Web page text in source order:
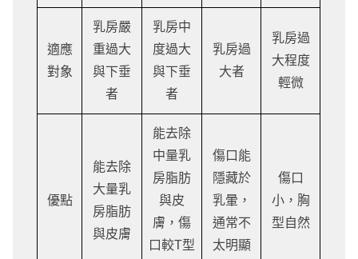
適應
對象
乳房嚴
重過大
與下垂
者
乳房中
度過大
與下垂
者
乳房過
大者
乳房過
大程度
輕微
優點
能去除
大量乳
房脂肪
與皮膚
能去除
中量乳
房脂肪
與皮
膚，傷
口較T型
傷口能
隱藏於
乳暈，
通常不
太明顯
傷口
小，胸
型自然